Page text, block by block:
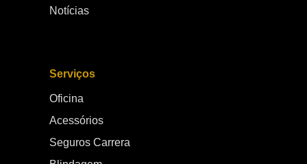
Notícias
Serviços
Oficina
Acessórios
Seguros Carrera